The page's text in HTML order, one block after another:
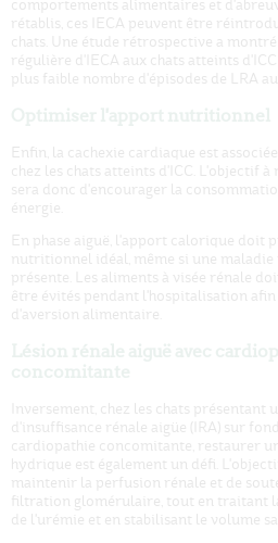
comportements alimentaires et
rétablis, ces IECA peuvent être
chats. Une étude rétrospective a
régulière d'IECA aux chats atteints
plus faible nombre d'épisodes de LRA
Enfin, la cachexie cardiaque est
chez les chats atteints d'ICC. L'objectif
sera donc d'encourager la
énergie.
En phase aiguë, l'apport calorique doit
nutritionnel idéal, même si une maladie
présente. Les aliments à visée rénale
être évités pendant l'hospitalisation
d'aversion alimentaire.
Inversement, chez les chats présentant
d'insuffisance rénale aigüe (IRA) sur
cardiopathie concomitante, restaurer
hydrique est également un défi.
maintenir la perfusion rénale et de
filtration glomérulaire, tout en traitant
de l'urémie et en stabilisant le volume